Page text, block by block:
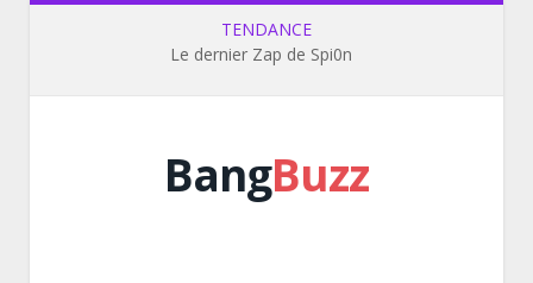
TENDANCE
Le dernier Zap de Spi0n
BangBuzz